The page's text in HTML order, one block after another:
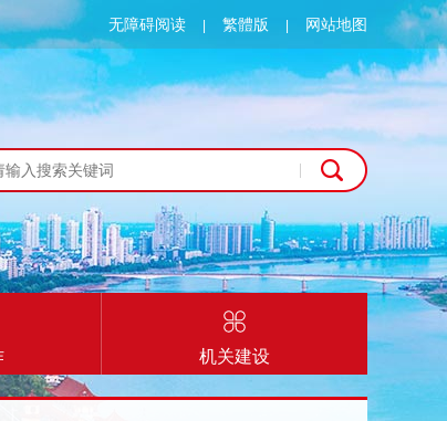
无障碍阅读 繁體版 网站地图
机关建设